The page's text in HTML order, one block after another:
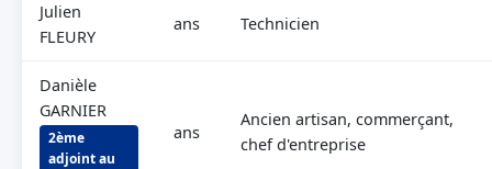
Julien
FLEURY
ans Technicien
Danièle
GARNIER
2ème
adjoint au
ans
Ancien artisan, commerçant,
chef d'entreprise